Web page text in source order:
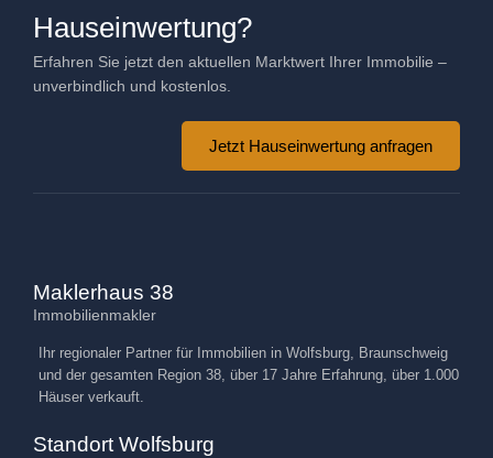
Hauseinwertung?
Erfahren Sie jetzt den aktuellen Marktwert Ihrer Immobilie –
unverbindlich und kostenlos.
Jetzt Hauseinwertung anfragen
Maklerhaus 38
Immobilienmakler
Ihr regionaler Partner für Immobilien in Wolfsburg, Braunschweig
und der gesamten Region 38, über 17 Jahre Erfahrung, über 1.000
Häuser verkauft.
Standort Wolfsburg